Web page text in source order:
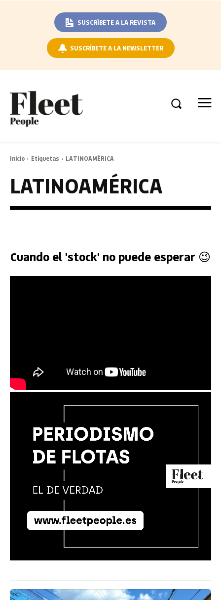
SUSCRÍBETE A LA REVISTA
SUSCRÍBETE A LA NEWSLETTER
Inicio Etiquetas LATINOAMÉRICA
LATINOAMÉRICA
Cuando el 'stock' no puede esperar 😉